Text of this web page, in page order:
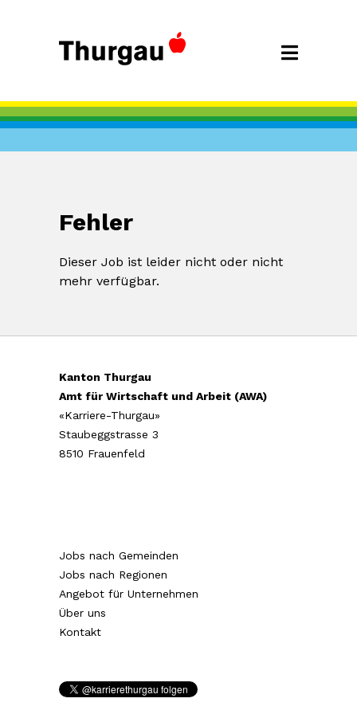
Fehler
Dieser Job ist leider nicht oder nicht
mehr verfügbar.
Kanton Thurgau
Amt für Wirtschaft und Arbeit (AWA)
«Karriere-Thurgau»
Staubeggstrasse 3
8510 Frauenfeld
Jobs nach Gemeinden
Jobs nach Regionen
Angebot für Unternehmen
Über uns
Kontakt